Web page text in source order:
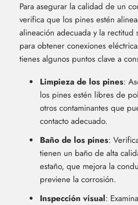
Para asegurar la calidad de un
verifica que los pines estén
alineación adecuada y la rectitud
para obtener conexiones
tienes algunos puntos clave a
Limpieza de los pines:
los pines estén libres de
otros contaminantes que
contacto adecuado.
Baño de los pines:
tienen un baño de alta
estaño, que mejora la
previene la corrosión.
Inspección visual: